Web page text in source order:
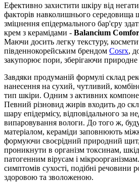
Ефективно захистити шкіру від
факторів навколишнього середовища
зміцнення епідермального бар'єру
крем з керамідами - Balancium
Маючи досить легку текстуру,
південнокорейським брендом Cosrx,
закупорює пори, зберігаючи природне
Завдяки продуманій формулі склад
нанесення на сухий, чутливий,
тип шкіри. Одним з активних
Певний різновид жирів входить до
шару епідермісу, відповідального за
випаровування вологи. До того ж,
матеріалом, кераміди заповнюють
формуючи своєрідний природний
проникнути в організм токсинам,
патогенним вірусам і
симптомів сухості, подібні речовини
здоровою та зволоженою.